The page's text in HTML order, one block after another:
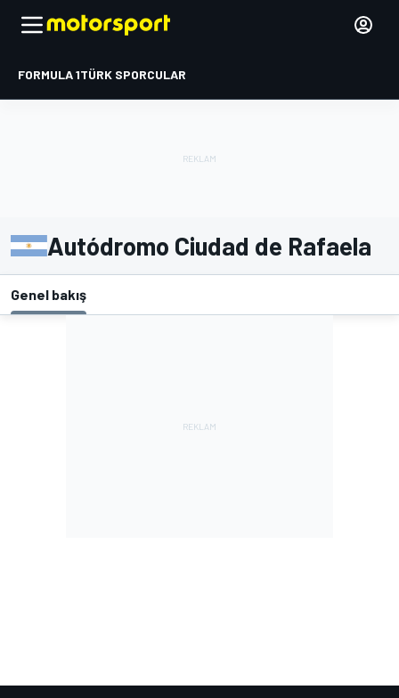
FORMULA 1TÜRK SPORCULAR
Autódromo Ciudad de Rafaela
Genel bakış